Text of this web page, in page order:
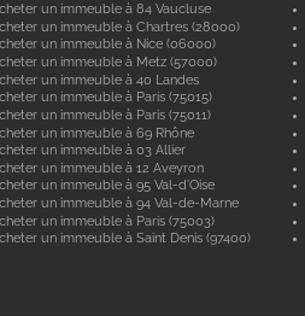
un immeuble à 84 Vaucluse
un immeuble à Chartres (28000)
un immeuble à Nice (06000)
un immeuble à Metz (57000)
un immeuble à 40 Landes
un immeuble à Paris (75015)
un immeuble à Paris (75011)
un immeuble à 69 Rhône
un immeuble à 03 Allier
un immeuble à 12 Aveyron
un immeuble à 95 Val-d'Oise
un immeuble à 94 Val-de-Marne
un immeuble à Paris (75003)
un immeuble à Saint Denis (97400)